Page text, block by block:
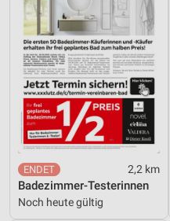
2,2 km
Badezimmer-Testerinnen
Noch heute gültig